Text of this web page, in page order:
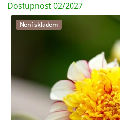
Dostupnost 02/2027
Není skladem